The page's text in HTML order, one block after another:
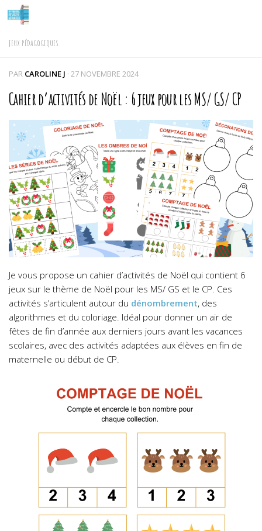
Skip to content
JEUX PÉDAGOGIQUES
PAR CAROLINE J · 27 NOVEMBRE 2024
Cahier d’activités de Noël : 6 jeux pour les MS/ GS/ CP
Je vous propose un cahier d’activités de Noël qui contient 6
jeux sur le thème de Noël pour les MS/ GS et le CP. Ces
activités s’articulent autour du dénombrement, des
algorithmes et du coloriage. Idéal pour donner un air de
fêtes de fin d’année aux derniers jours avant les vacances
scolaires, avec des activités adaptées aux élèves en fin de
maternelle ou début de CP.